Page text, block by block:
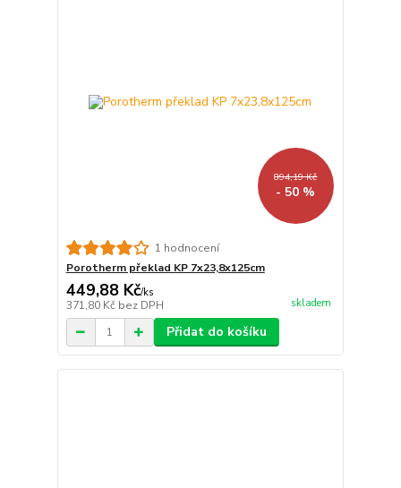
894,19 Kč
- 50 %
1 hodnocení
Porotherm překlad KP 7x23,8x125cm
449,88 Kč/ks
371,80 Kč bez DPH skladem
Přidat do košíku